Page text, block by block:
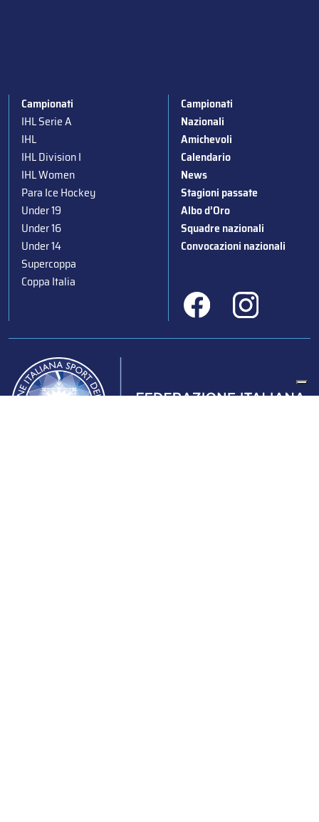
Campionati
IHL Serie A
IHL
IHL Division I
IHL Women
Para Ice Hockey
Under 19
Under 16
Under 14
Supercoppa
Coppa Italia
Campionati
Nazionali
Amichevoli
Calendario
News
Stagioni passate
Albo d’Oro
Squadre nazionali
Convocazioni nazionali